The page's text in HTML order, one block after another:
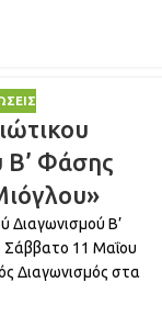
Β’ Φάσης
Διαγωνισμού Β’
Σάββατο 11 Μαΐου
Διαγωνισμός στα